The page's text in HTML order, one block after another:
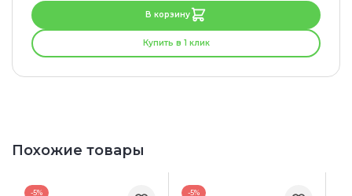
В корзину
Купить в 1 клик
Похожие товары
-5% -5%